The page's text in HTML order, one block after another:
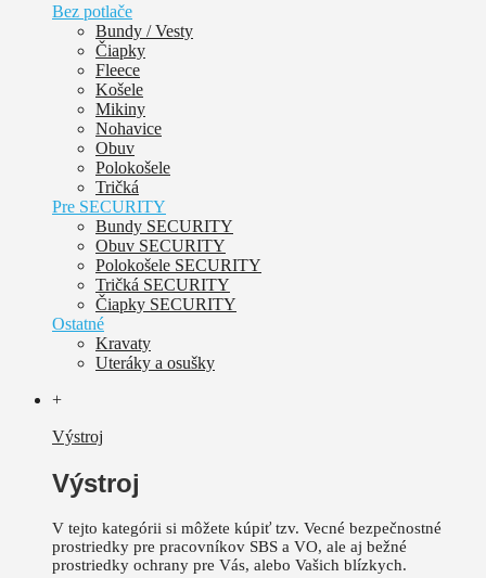
Bez potlače
Bundy / Vesty
Čiapky
Fleece
Košele
Mikiny
Nohavice
Obuv
Polokošele
Tričká
Pre SECURITY
Bundy SECURITY
Obuv SECURITY
Polokošele SECURITY
Tričká SECURITY
Čiapky SECURITY
Ostatné
Kravaty
Uteráky a osušky
+
Výstroj
Výstroj
V tejto kategórii si môžete kúpiť tzv. Vecné bezpečnostné
prostriedky pre pracovníkov SBS a VO, ale aj bežné
prostriedky ochrany pre Vás, alebo Vašich blízkych.